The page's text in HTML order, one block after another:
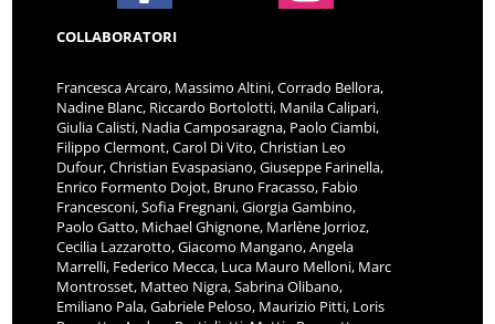
COLLABORATORI
Francesca Arcaro, Massimo Altini, Corrado Bellora,
Nadine Blanc, Riccardo Bortolotti, Manila Calipari,
Giulia Calisti, Nadia Camposaragna, Paolo Ciambi,
Filippo Clermont, Carol Di Vito, Christian Leo
Dufour, Christian Evaspasiano, Giuseppe Farinella,
Enrico Formento Dojot, Bruno Fracasso, Fabio
Francesconi, Sofia Fregnani, Giorgia Gambino,
Paolo Gatto, Michael Ghignone, Marlène Jorrioz,
Cecilia Lazzarotto, Giacomo Mangano, Angela
Marrelli, Federico Mecca, Luca Mauro Melloni, Marc
Montrosset, Matteo Nigra, Sabrina Olibano,
Emiliano Pala, Gabriele Peloso, Maurizio Pitti, Loris